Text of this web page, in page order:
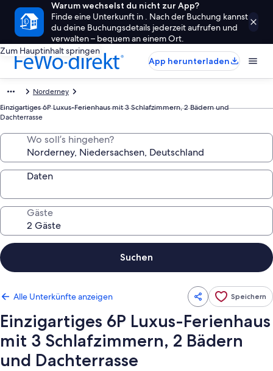
Warum wechselst du nicht zur App?
Finde eine Unterkunft in . Nach der Buchung kannst
du deine Buchungsdetails jederzeit aufrufen und
verwalten – bequem an einem Ort.
Zum Hauptinhalt springen
App herunterladen
Norderney
Einzigartiges 6P Luxus-Ferienhaus mit 3 Schlafzimmern, 2 Bädern und
Dachterrasse
Wo soll’s hingehen?
Daten
Gäste
Suchen
Alle Unterkünfte anzeigen Speichern
Einzigartiges 6P Luxus-Ferienhaus
mit 3 Schlafzimmern, 2 Bädern
und Dachterrasse